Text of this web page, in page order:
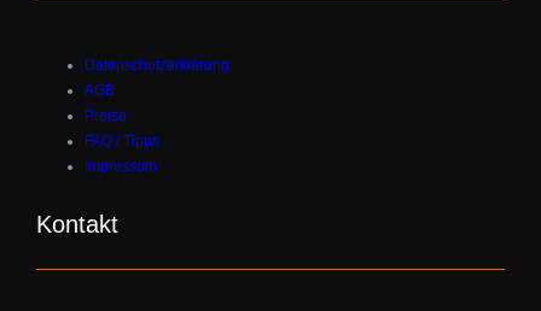
Datenschutzerklärung
AGB
Preise
FAQ / Tipps
Impressum
Kontakt